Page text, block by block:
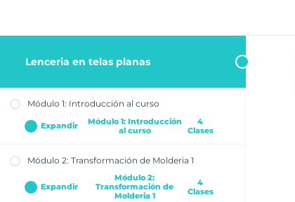
Lenceria en telas planas
Módulo 1: Introducción al curso
Expandir
Módulo 1: Introducción
al curso
4
Clases
Clase 2: Conociendo las Telas y Materiales
Módulo 2: Transformación de Molderia 1
Expandir
Módulo 2:
Transformación de
Molderia 1
4
Clases